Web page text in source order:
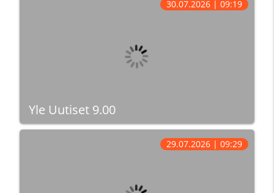
Yle Uutiset 9.00
30.07.2026 | 09:19
29.07.2026 | 09:29